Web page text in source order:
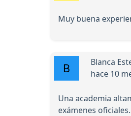
Muy buena
Blanca
hace 10
Una academia
exámenes